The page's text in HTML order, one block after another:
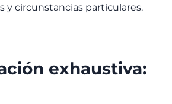
y circunstancias particulares.
exhaustiva: